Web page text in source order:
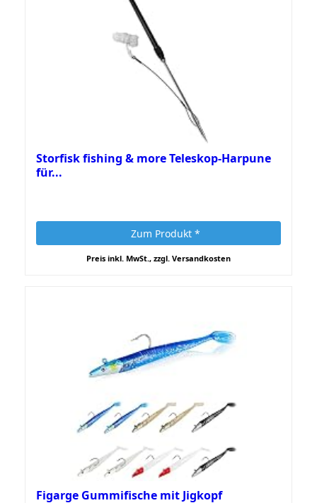
Storfisk fishing & more Teleskop-Harpune
für...
Zum Produkt *
Preis inkl. MwSt., zzgl. Versandkosten
Figarge Gummifische mit Jigkopf